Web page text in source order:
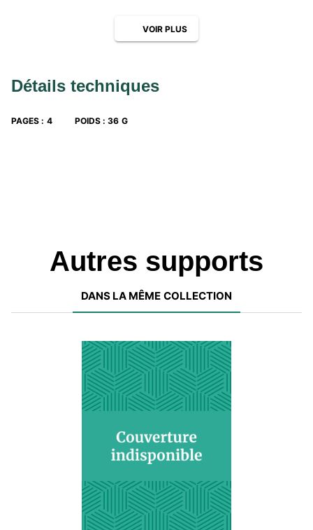
VOIR PLUS
Détails techniques
PAGES : 4 POIDS :36 G
Autres supports
DANS LA MÊME COLLECTION